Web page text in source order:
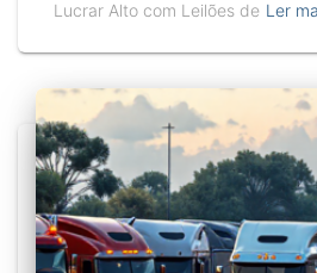
Lucrar Alto com Leilões de Ler